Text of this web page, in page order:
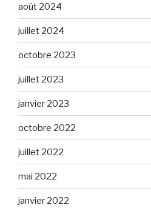
août 2024
juillet 2024
octobre 2023
juillet 2023
janvier 2023
octobre 2022
juillet 2022
mai 2022
janvier 2022